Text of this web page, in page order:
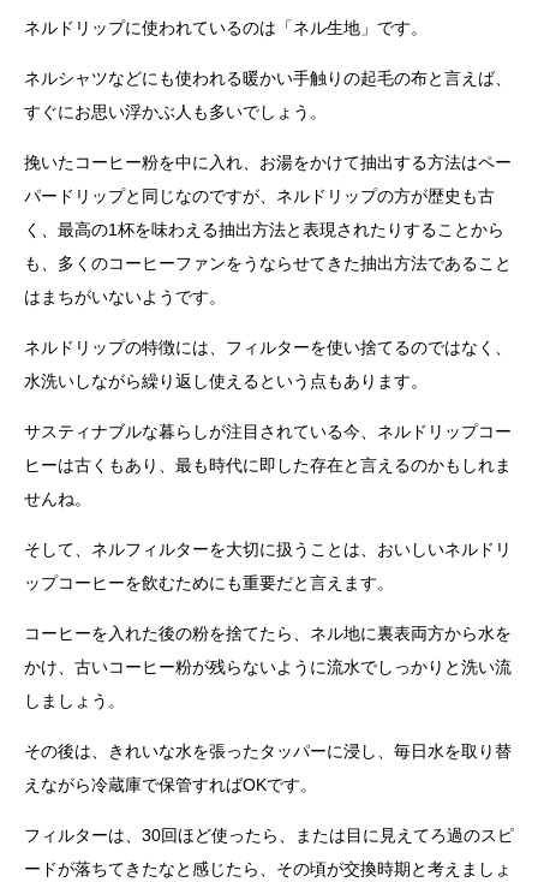
ネルドリップに使われているのは「ネル生地」です。
ネルシャツなどにも使われる暖かい手触りの起毛の布と言えば、
すぐにお思い浮かぶ人も多いでしょう。
挽いたコーヒー粉を中に入れ、お湯をかけて抽出する方法はペー
パードリップと同じなのですが、ネルドリップの方が歴史も古
く、最高の1杯を味わえる抽出方法と表現されたりすることから
も、多くのコーヒーファンをうならせてきた抽出方法であること
はまちがいないようです。
ネルドリップの特徴には、フィルターを使い捨てるのではなく、
水洗いしながら繰り返し使えるという点もあります。
サスティナブルな暮らしが注目されている今、ネルドリップコー
ヒーは古くもあり、最も時代に即した存在と言えるのかもしれま
せんね。
そして、ネルフィルターを大切に扱うことは、おいしいネルドリ
ップコーヒーを飲むためにも重要だと言えます。
コーヒーを入れた後の粉を捨てたら、ネル地に裏表両方から水を
かけ、古いコーヒー粉が残らないように流水でしっかりと洗い流
しましょう。
その後は、きれいな水を張ったタッパーに浸し、毎日水を取り替
えながら冷蔵庫で保管すればOKです。
フィルターは、30回ほど使ったら、または目に見えてろ過のスピ
ードが落ちてきたなと感じたら、その頃が交換時期と考えましょ